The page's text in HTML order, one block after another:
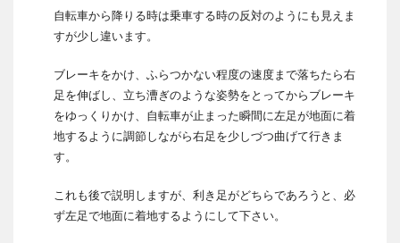
自転車から降りる時は乗車する時の反対のようにも見えま
すが少し違います。
ブレーキをかけ、ふらつかない程度の速度まで落ちたら右
足を伸ばし、立ち漕ぎのような姿勢をとってからブレーキ
をゆっくりかけ、自転車が止まった瞬間に左足が地面に着
地するように調節しながら右足を少しづつ曲げて行きま
す。
これも後で説明しますが、利き足がどちらであろうと、必
ず左足で地面に着地するようにして下さい。